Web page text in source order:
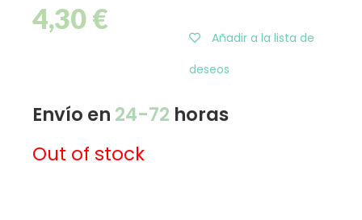
4,30€
Añadir a la lista de
deseos
Envío en 24-72 horas
Out of stock